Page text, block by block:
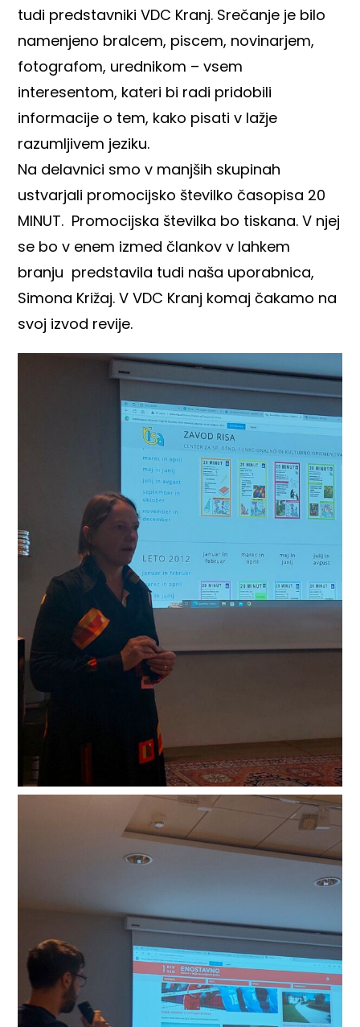
tudi predstavniki VDC Kranj. Srečanje je bilo
namenjeno bralcem, piscem, novinarjem,
fotografom, urednikom – vsem
interesentom, kateri bi radi pridobili
informacije o tem, kako pisati v lažje
razumljivem jeziku.
Na delavnici smo v manjših skupinah
ustvarjali promocijsko številko časopisa 20
MINUT. Promocijska številka bo tiskana. V njej
se bo v enem izmed člankov v lahkem
branju predstavila tudi naša uporabnica,
Simona Križaj. V VDC Kranj komaj čakamo na
svoj izvod revije.